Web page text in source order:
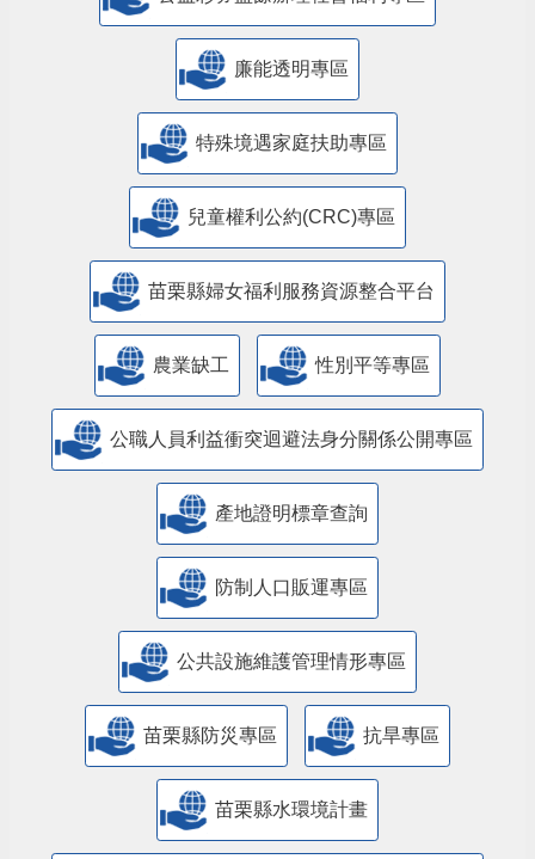
廉能透明專區
特殊境遇家庭扶助專區
兒童權利公約(CRC)專區
苗栗縣婦女福利服務資源整合平台
農業缺工 性別平等專區
公職人員利益衝突迴避法身分關係公開專區
產地證明標章查詢
防制人口販運專區
​公共設施維護管理情形專區
苗栗縣防災專區 抗旱專區
苗栗縣水環境計畫